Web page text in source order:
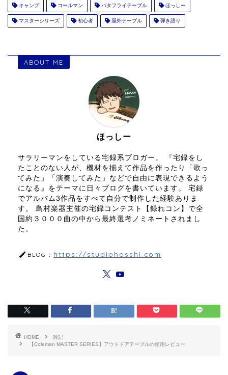
キャンプ コールマン バタフライテーブル ほっしー
マスターシリーズ 初心者 屋外テーブル 弾き語り
ABOUT ME
ほっしー
サラリーマンをしている宅録系ブロガー。 『宅録をし
たことのない人が、機材を揃えて作品を作ったり「歌っ
てみた」「演奏してみた」などで自由に表現できるよう
になる』をテーマに日々ブログを書いています。 宅録
でアルバム3作品をすべて自分で制作した経験ありま
す。 島村楽器主催の宅録コンテスト【録れコン】で全
国約３０００曲の中から最終選考ノミネートされまし
た。
BLOG： https://studiohosshi.com
HOME
雑記
【Coleman MASTER SERIES】アウトドアテーブルの使用レビュー